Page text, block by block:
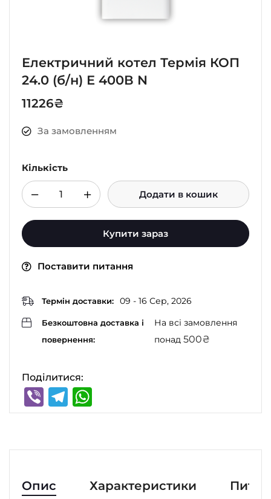
Електричний котел Термія КОП
24.0 (б/н) Е 400В N
11226₴
За замовленням
Кількість
Додати в кошик
Купити зараз
Поставити питання
Термін доставки: 09 - 16 Сер, 2026
Безкоштовна доставка і
повернення:
На всі замовлення
понад 500₴
Поділитися:
ViberTelegram
Опис Характеристики